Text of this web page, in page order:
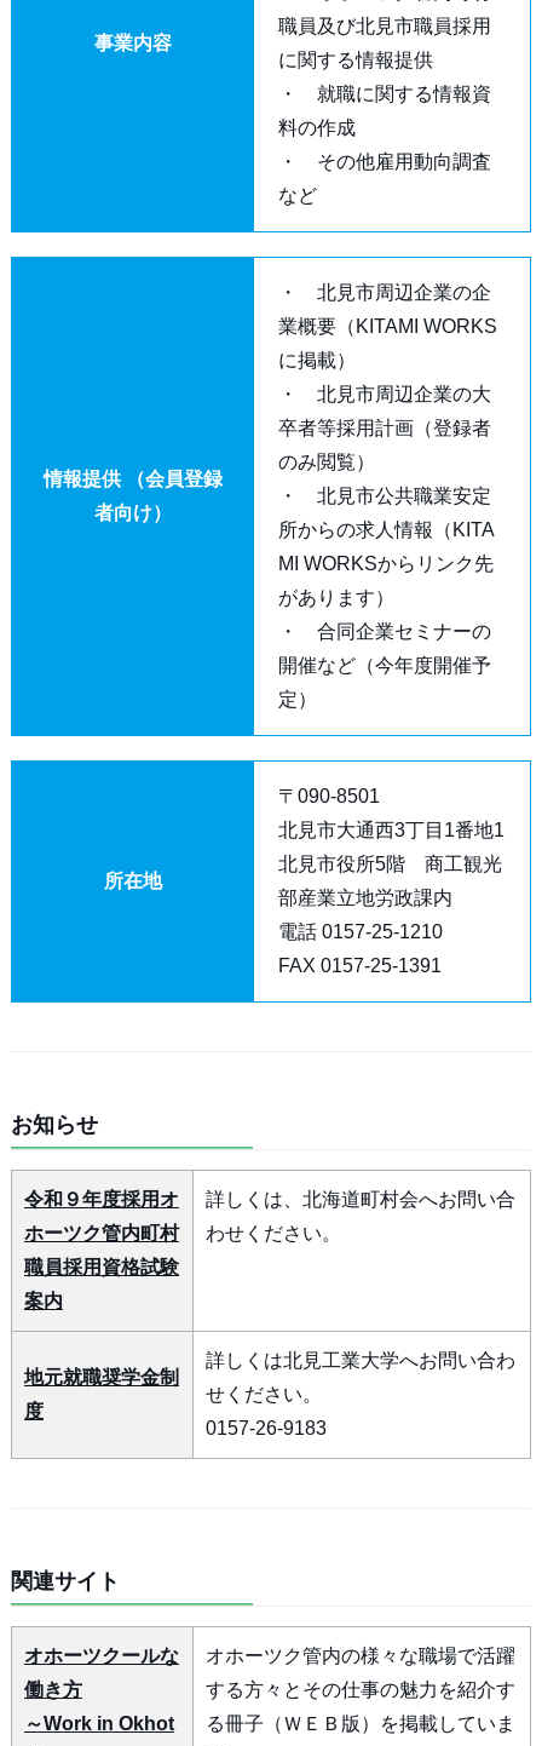
事業内容
職員及び北見市職員採用
に関する情報提供
・ 就職に関する情報資
料の作成
・ その他雇用動向調査
など
情報提供 （会員登録
者向け）
・ 北見市周辺企業の企
業概要（KITAMI WORKS
に掲載）
・ 北見市周辺企業の大
卒者等採用計画（登録者
のみ閲覧）
・ 北見市公共職業安定
所からの求人情報（KITA
MI WORKSからリンク先
があります）
・ 合同企業セミナーの
開催など（今年度開催予
定）
所在地
〒090-8501
北見市大通西3丁目1番地1
北見市役所5階 商工観光
部産業立地労政課内
電話 0157-25-1210
FAX 0157-25-1391
お知らせ
令和９年度採用オ
ホーツク管内町村
職員採用資格試験
案内
詳しくは、北海道町村会へお問い合
わせください。
地元就職奨学金制
度
詳しくは北見工業大学へお問い合わ
せください。
0157-26-9183
関連サイト
オホーツクールな
働き方
～Work in Okhot
オホーツク管内の様々な職場で活躍
する方々とその仕事の魅力を紹介す
る冊子（ＷＥＢ版）を掲載していま